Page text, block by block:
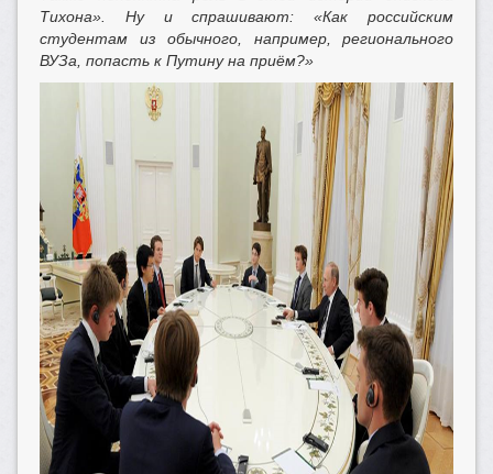
Тихона». Ну и спрашивают: «Как российским
студентам из обычного, например, регионального
ВУЗа, попасть к Путину на приём?»